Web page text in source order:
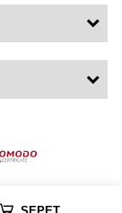
SEPET